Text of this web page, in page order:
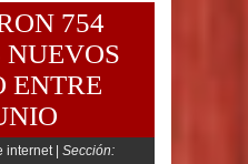
754
ENTRE
internet | Sección: